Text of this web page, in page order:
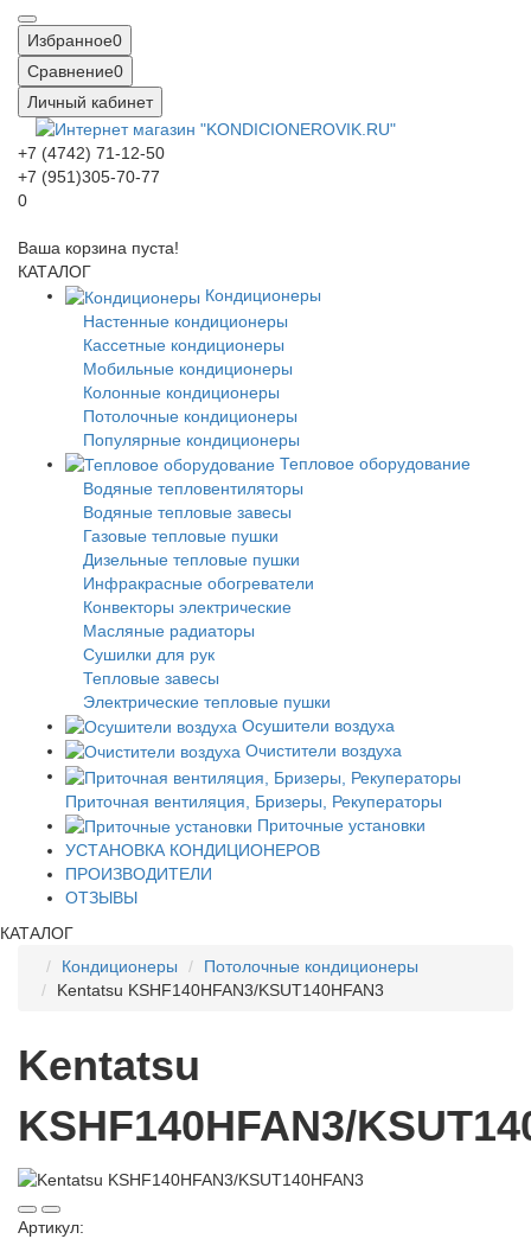
Избранное0
Сравнение0
Личный кабинет
+7 (4742) 71-12-50
+7 (951)305-70-77
0
Ваша корзина пуста!
КАТАЛОГ
Кондиционеры
Настенные кондиционеры
Кассетные кондиционеры
Мобильные кондиционеры
Колонные кондиционеры
Потолочные кондиционеры
Популярные кондиционеры
Тепловое оборудование
Водяные тепловентиляторы
Водяные тепловые завесы
Газовые тепловые пушки
Дизельные тепловые пушки
Инфракрасные обогреватели
Конвекторы электрические
Масляные радиаторы
Сушилки для рук
Тепловые завесы
Электрические тепловые пушки
Осушители воздуха
Очистители воздуха
Приточная вентиляция, Бризеры, Рекуператоры
Приточные установки
УСТАНОВКА КОНДИЦИОНЕРОВ
ПРОИЗВОДИТЕЛИ
ОТЗЫВЫ
КАТАЛОГ
Кондиционеры
Потолочные кондиционеры
Kentatsu KSHF140HFAN3/KSUT140HFAN3
Kentatsu
KSHF140HFAN3/
Артикул: